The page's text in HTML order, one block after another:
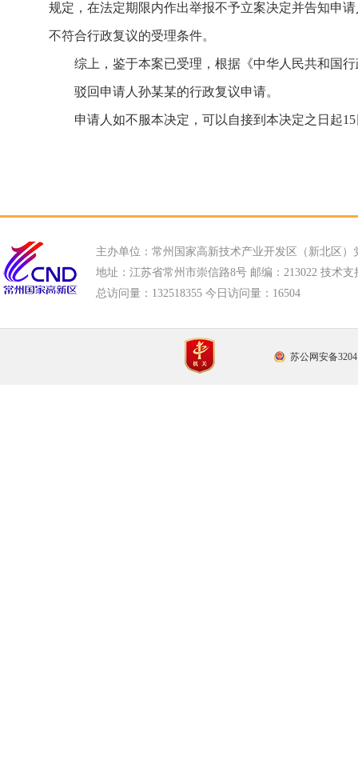
规定，在法定期限内作出举报不予立案决定并告知申
不符合行政复议的受理条件。
综上，鉴于本案已受理，根据《中华人民共和国
驳回申请人孙某某的行政复议申请。
申请人如不服本决定，可以自接到本决定之日起
主办单位：常州国家高新技术产业开发区（新北区）
地址：江苏省常州市崇信路8号 邮编：213022 技术支
总访问量： 132518355 今日访问量： 16504
苏公网安备